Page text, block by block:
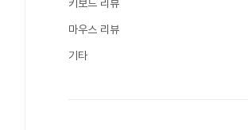
키보드 리뷰
마우스 리뷰
기타